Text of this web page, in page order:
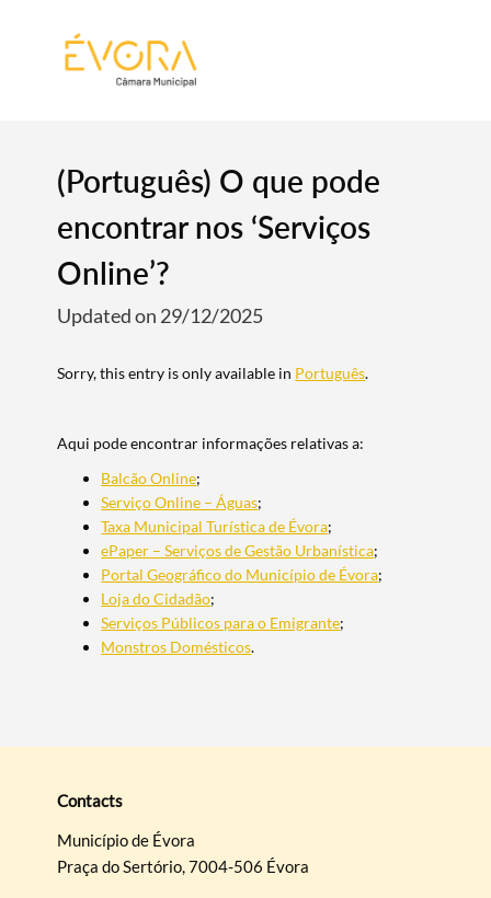
Categories
(Português) O que pode
encontrar nos ‘Serviços
Online’?
Updated on 29/12/2025
Sorry, this entry is only available in Português.
Aqui pode encontrar informações relativas a:
Balcão Online;
Serviço Online – Águas;
Taxa Municipal Turística de Évora;
ePaper – Serviços de Gestão Urbanística;
Portal Geográfico do Município de Évora;
Loja do Cidadão;
Serviços Públicos para o Emigrante;
Monstros Domésticos.
Contacts
Município de Évora
Praça do Sertório, 7004-506 Évora